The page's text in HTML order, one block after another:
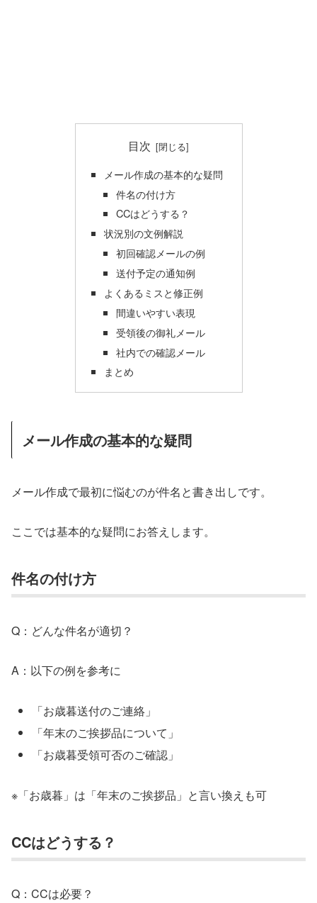
目次
メール作成の基本的な疑問
件名の付け方
CCはどうする？
状況別の文例解説
初回確認メールの例
送付予定の通知例
よくあるミスと修正例
間違いやすい表現
受領後の御礼メール
社内での確認メール
まとめ
メール作成の基本的な疑問
メール作成で最初に悩むのが件名と書き出しです。
ここでは基本的な疑問にお答えします。
件名の付け方
Q：どんな件名が適切？
A：以下の例を参考に
「お歳暮送付のご連絡」
「年末のご挨拶品について」
「お歳暮受領可否のご確認」
※「お歳暮」は「年末のご挨拶品」と言い換えも可
CCはどうする？
Q：CCは必要？